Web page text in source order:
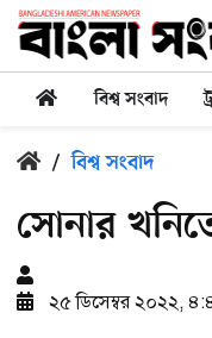
বিশ্ব সংবাদ
/ বিশ্ব সংবাদ
সোনার
২৫ ডিসেম্বর ২০২২,